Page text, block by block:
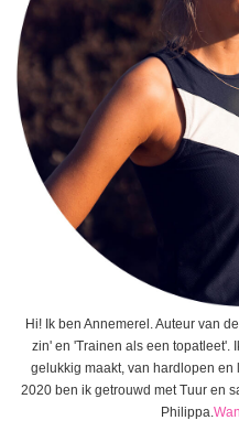
Hi! Ik ben Annemerel. Auteur van
zin' en 'Trainen als een topatleet'.
gelukkig maakt, van hardlopen en
2020 ben ik getrouwd met Tuur en
Philippa.